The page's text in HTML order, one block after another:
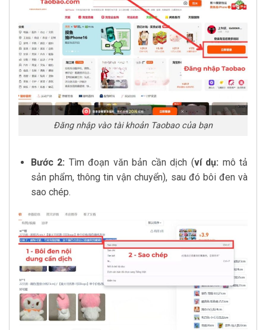
Đăng nhập vào tài khoản Taobao của bạn
Bước 2: Tìm đoạn văn bản cần dịch (ví dụ: mô tả
sản phẩm, thông tin vận chuyển), sau đó bôi đen và
sao chép.